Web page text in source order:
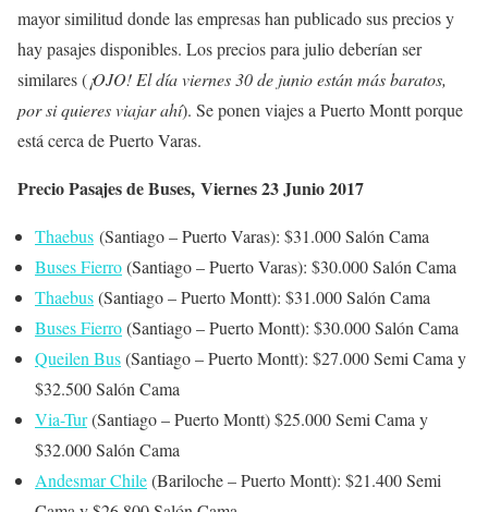
mayor similitud donde las empresas han publicado sus precios y
hay pasajes disponibles. Los precios para julio deberían ser
similares (¡OJO! El día viernes 30 de junio están más baratos,
por si quieres viajar ahí). Se ponen viajes a Puerto Montt porque
está cerca de Puerto Varas.
Precio Pasajes de Buses, Viernes 23 Junio 2017
Thaebus (Santiago – Puerto Varas): $31.000 Salón Cama
Buses Fierro(Santiago – Puerto Varas): $30.000 Salón Cama
Thaebus(Santiago – Puerto Montt): $31.000 Salón Cama
Buses Fierro(Santiago – Puerto Montt): $30.000 Salón Cama
Queilen Bus(Santiago – Puerto Montt): $27.000 Semi Cama y
$32.500 Salón Cama
Via-Tur(Santiago – Puerto Montt) $25.000 Semi Cama y
$32.000 Salón Cama
Andesmar Chile(Bariloche – Puerto Montt): $21.400 Semi